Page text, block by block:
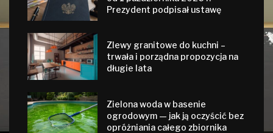
Prezydent podpisał ustawę
Zlewy granitowe do kuchni –
trwała i porządna propozycja na
długie lata
Zielona woda w basenie
ogrodowym — jak ją oczyścić bez
opróżniania całego zbiornika